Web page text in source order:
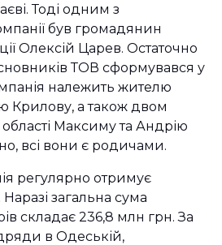
Тоді одним з
був громадянин
Олексій Царев. Остаточно
ТОВ сформувався у
належить жителю
Крилову, а також двом
Максиму та Андрію
всі вони є родичами.
регулярно отримує
загальна сума
складає 236,8 млн грн. За
в Одеській,